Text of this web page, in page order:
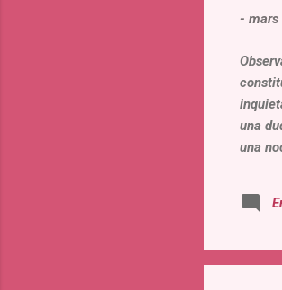
- mars
una
una